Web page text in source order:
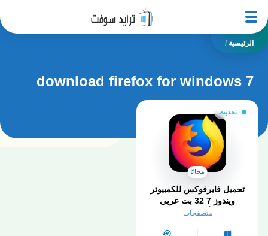
الرئيسية /
download firefox for windows 7
تحديث
مجانًا
تحميل فايرفوكس للكمبيوتر
ويندوز 7 32 بت عربي
متصفحات